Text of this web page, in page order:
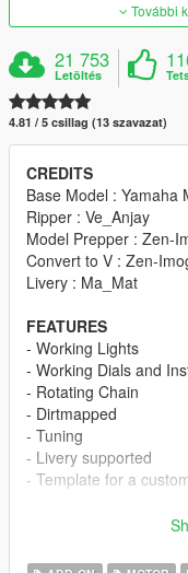
További
21 753
Letöltés
4.81 / 5 csillag (13 szavazat)
CREDITS
Base Model : Yamaha
Ripper : Ve_Anjay
Model Prepper : Zen-
Convert to V : Zen-
Livery : Ma_Mat
FEATURES
- Working Lights
- Working Dials and
- Rotating Chain
- Dirtmapped
- Tuning
- Livery supported
- Template for a
Changelogs V3.0 ->
-NewDLC Files Huge